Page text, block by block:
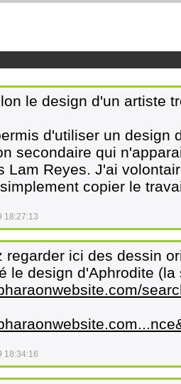
le design d'un artiste
d'utiliser un design
secondaire qui
Lam Reyes. J'ai
copier le
18:27:13
regarder ici des dessin
le design d'Aphrodite (la
18:34:16